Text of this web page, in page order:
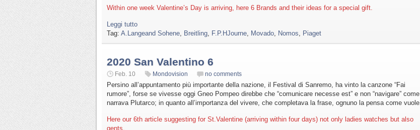
Within one week Valentine’s Day is arriving, here 6 Brands and their ideas for a special gift.
Leggi tutto
Tag: A.Langeand Sohene Breitling F.P.HJourne Movado Nomos Piaget
2020 San Valentino 6
Feb. 10 Mondovision no comments
Persino all’appuntamento più importante della nazione, il Festival di Sanremo, ha vinto la canzone “Fai
rumore”, forse se vivesse oggi Gneo Pompeo direbbe che “comunicare necesse est” e non “navigare” come
narrava Plutarco; in quanto all’importanza del vivere, che completava la frase, ognuno la pensa come vuole.
Here our 6th article suggesting for St.Valentine (arriving within four days) not only ladies watches but also
gents.